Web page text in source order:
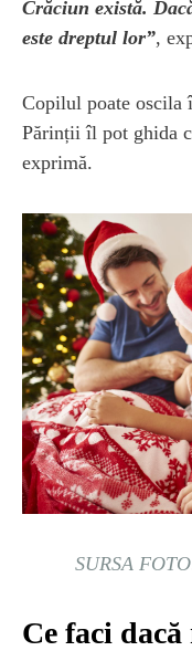
Crăciun există.
este dreptul lor”,
Copilul poate oscila
Părinții îl pot ghida
exprimă.
SURSA
Ce faci